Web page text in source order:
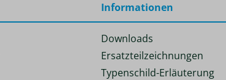
Informationen
Downloads
Ersatzteilzeichnungen
Typenschild-Erläuterung